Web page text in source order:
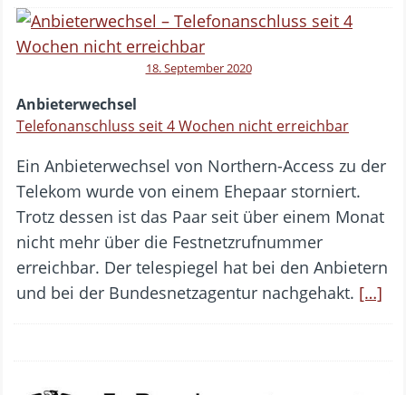
18. September 2020
Anbieterwechsel
Telefonanschluss seit 4 Wochen nicht erreichbar
Ein Anbieterwechsel von Northern-Access zu der
Telekom wurde von einem Ehepaar storniert.
Trotz dessen ist das Paar seit über einem Monat
nicht mehr über die Festnetzrufnummer
erreichbar. Der telespiegel hat bei den Anbietern
und bei der Bundesnetzagentur nachgehakt. […]